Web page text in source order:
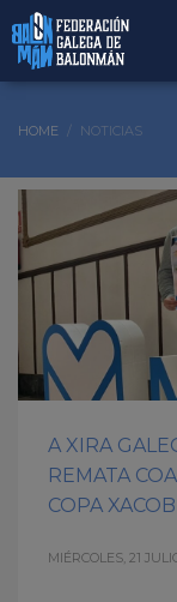
HOME NOTICIAS
A XIRA
REMATA
COPA
MIÉRCOLES, 21